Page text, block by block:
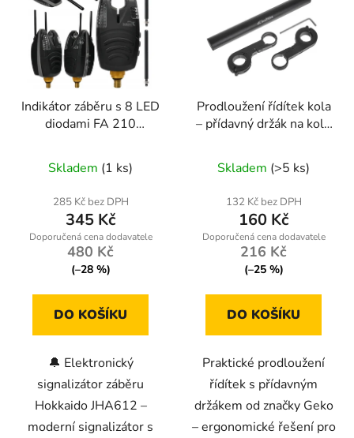
Indikátor záběru s 8 LED
diodami FA 210
FISING
hodnocení
produktu
je
4,1
z
hvězdiček.
Skladem (1 ks)
285 Kč bez DPH
345 Kč
480 Kč
(–28 %)
DO KOŠÍKU
🔔 Elektronický
signalizátor záběru
Hokkaido JHA612 –
moderní signalizátor s
Prodloužení řídítek kola
– přídavný držák na kolo
Skladem (>5 ks)
132 Kč bez DPH
160 Kč
216 Kč
(–25 %)
DO KOŠÍKU
Praktické prodloužení
řídítek s přídavným
držákem od značky Geko
– ergonomické řešení pro